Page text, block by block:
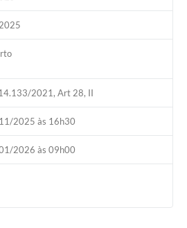
2021, Art 28, II
2025 às 16h30
2026 às 09h00